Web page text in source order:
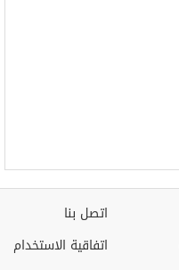
اتصل بنا
اتفاقية الاستخدام